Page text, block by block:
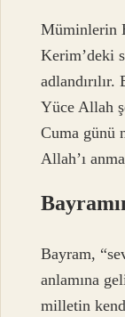
Müminlerin
Kerim’deki
Yüce Allah
Cuma günü
Allah’ı
Bayram,
anlamına
milletin